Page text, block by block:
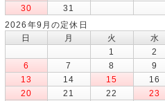
30
31
2026年9月の定休日
日
月 火 水
1
2
6
7 8 9
13
14 15 16
20
21 22 23